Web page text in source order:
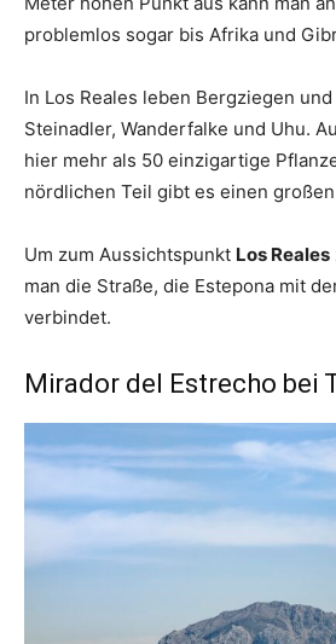
problemlos sogar bis Afrika und
In Los Reales leben Bergziegen
Steinadler, Wanderfalke und Uhu.
hier mehr als 50 einzigartige
nördlichen Teil gibt es einen
Um zum Aussichtspunkt Los Reales
man die Straße, die Estepona mit
verbindet.
Mirador del Estrecho bei